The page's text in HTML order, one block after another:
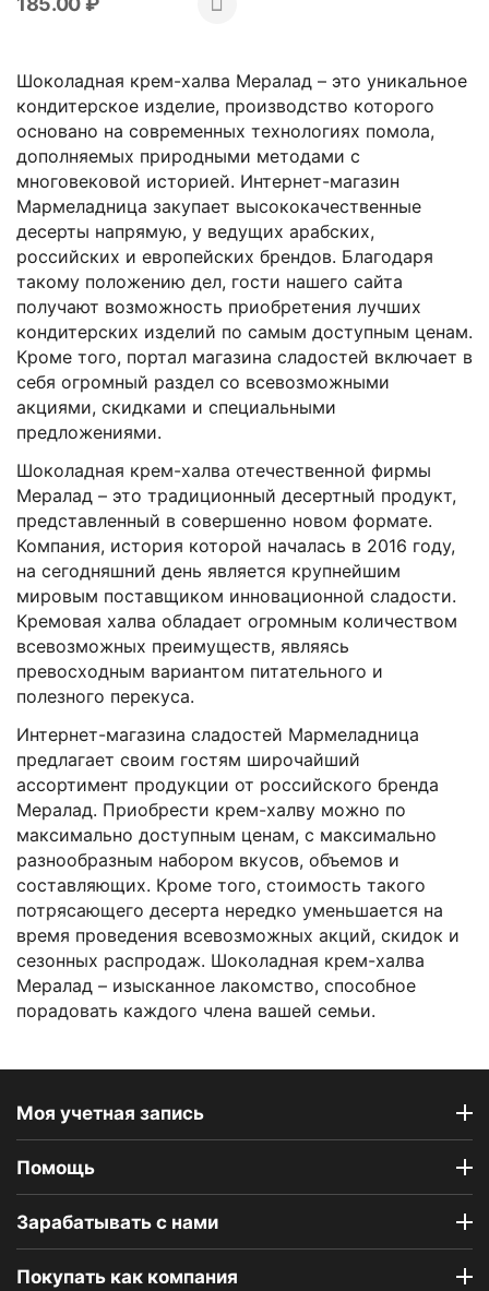
Шоколадная крем-халва Мералад – это уникальное
кондитерское изделие, производство которого
основано на современных технологиях помола,
дополняемых природными методами с
многовековой историей. Интернет-магазин
Мармеладница закупает высококачественные
десерты напрямую, у ведущих арабских,
российских и европейских брендов. Благодаря
такому положению дел, гости нашего сайта
получают возможность приобретения лучших
кондитерских изделий по самым доступным ценам.
Кроме того, портал магазина сладостей включает в
себя огромный раздел со всевозможными
акциями, скидками и специальными
предложениями.
Шоколадная крем-халва отечественной фирмы
Мералад – это традиционный десертный продукт,
представленный в совершенно новом формате.
Компания, история которой началась в 2016 году,
на сегодняшний день является крупнейшим
мировым поставщиком инновационной сладости.
Кремовая халва обладает огромным количеством
всевозможных преимуществ, являясь
превосходным вариантом питательного и
полезного перекуса.
Интернет-магазина сладостей Мармеладница
предлагает своим гостям широчайший
ассортимент продукции от российского бренда
Мералад. Приобрести крем-халву можно по
максимально доступным ценам, с максимально
разнообразным набором вкусов, объемов и
составляющих. Кроме того, стоимость такого
потрясающего десерта нередко уменьшается на
время проведения всевозможных акций, скидок и
сезонных распродаж. Шоколадная крем-халва
Мералад – изысканное лакомство, способное
порадовать каждого члена вашей семьи.
Моя учетная запись
Помощь
Зарабатывать с нами
Покупать как компания